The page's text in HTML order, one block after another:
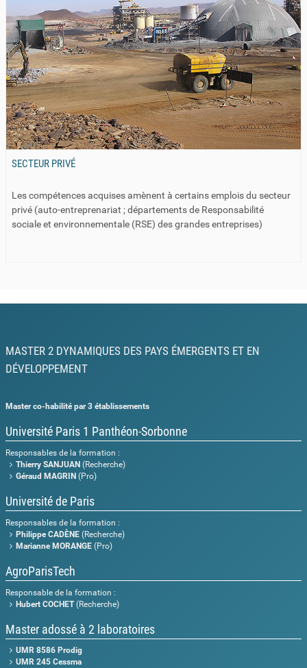
SECTEUR PRIVÉ
Les compétences acquises amènent à certains emplois du secteur
privé (auto-entreprenariat ; départements de Responsabilité
sociale et environnementale (RSE) des grandes entreprises)
MASTER 2 DYNAMIQUES DES PAYS ÉMERGENTS ET EN
DÉVELOPPEMENT
Master co-habilité par 3 établissements
Université Paris 1 Panthéon-Sorbonne
Responsables de la formation :
Thierry SANJUAN (Recherche)
Géraud MAGRIN (Pro)
Université de Paris
Responsables de la formation :
Philippe CADÈNE (Recherche)
Marianne MORANGE (Pro)
AgroParisTech
Responsable de la formation :
Hubert COCHET(Recherche)
Master adossé à 2 laboratoires
UMR 8586 Prodig
UMR 245 Cessma